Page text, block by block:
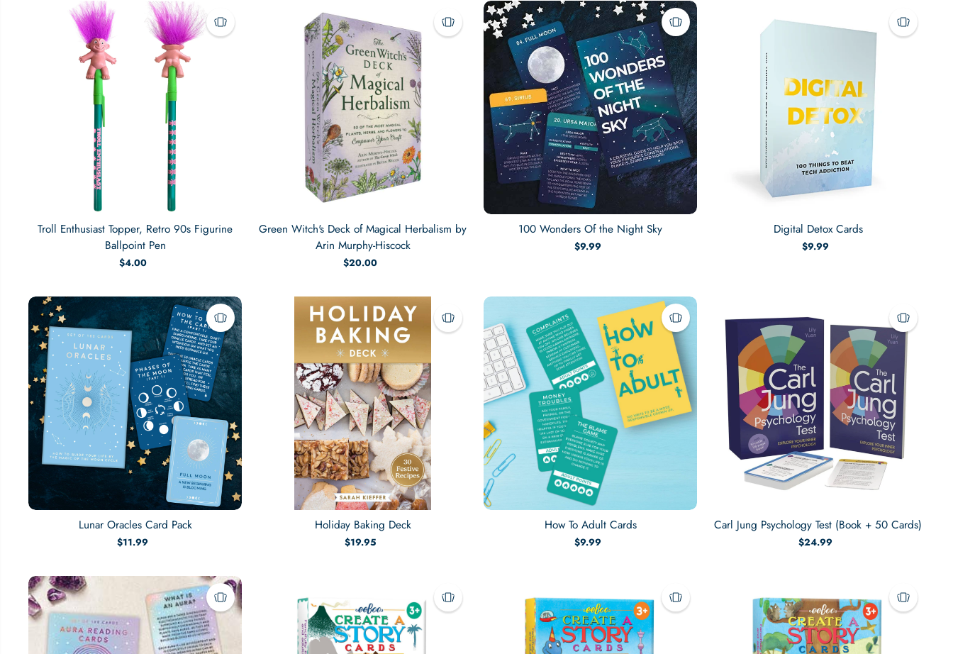
Troll Enthusiast Topper, Retro 90s Figurine
Ballpoint Pen
$4.00
Green Witch's Deck of Magical Herbalism by
Arin Murphy-Hiscock
$20.00
100 Wonders Of the Night Sky
$9.99
Digital Detox Cards
$9.99
Lunar Oracles Card Pack
$11.99
Holiday Baking Deck
$19.95
How To Adult Cards
$9.99
Carl Jung Psychology Test (Book + 50 Cards)
$24.99